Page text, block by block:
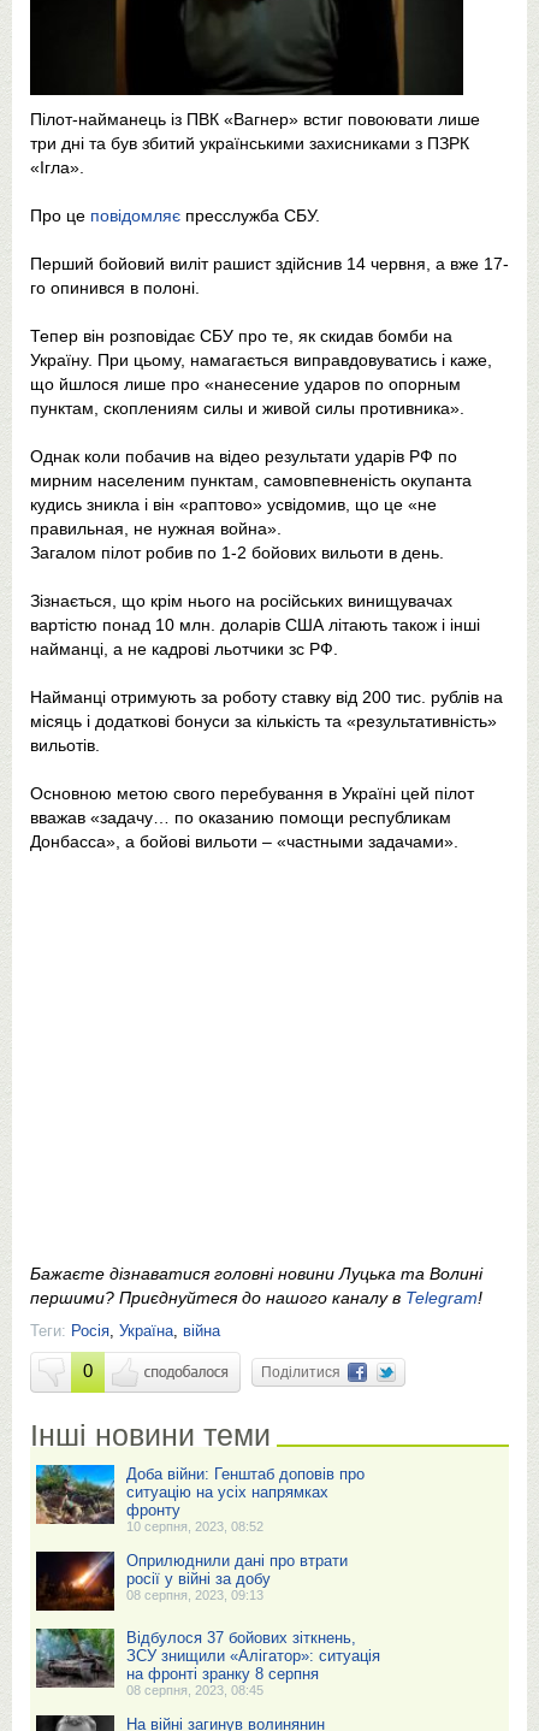
Пілот-найманець із ПВК «Вагнер» встиг повоювати лише
три дні та був збитий українськими захисниками з ПЗРК
«Ігла».
Про це повідомляє пресслужба СБУ.
Перший бойовий виліт рашист здійснив 14 червня, а вже 17-
го опинився в полоні.
Тепер він розповідає СБУ про те, як скидав бомби на
Україну. При цьому, намагається виправдовуватись і каже,
що йшлося лише про «нанесение ударов по опорным
пунктам, скоплениям силы и живой силы противника».
Однак коли побачив на відео результати ударів РФ по
мирним населеним пунктам, самовпевненість окупанта
кудись зникла і він «раптово» усвідомив, що це «не
правильная, не нужная война».
Загалом пілот робив по 1-2 бойових вильоти в день.
Зізнається, що крім нього на російських винищувачах
вартістю понад 10 млн. доларів США літають також і інші
найманці, а не кадрові льотчики зс РФ.
Найманці отримують за роботу ставку від 200 тис. рублів на
місяць і додаткові бонуси за кількість та «результативність»
вильотів.
Основною метою свого перебування в Україні цей пілот
вважав «задачу… по оказанию помощи республикам
Донбасса», а бойові вильоти – «частными задачами».
Бажаєте дізнаватися головні новини Луцька та Волині
першими? Приєднуйтеся до нашого каналу в Telegram!
Теги: Росія, Україна, війна
0 Поділитися
Інші новини теми
Доба війни: Генштаб доповів про
ситуацію на усіх напрямках
фронту
10 серпня, 2023, 08:52
Оприлюднили дані про втрати
росії у війні за добу
08 серпня, 2023, 09:13
Відбулося 37 бойових зіткнень,
ЗСУ знищили «Алігатор»: ситуація
на фронті зранку 8 серпня
08 серпня, 2023, 08:45
На війні загинув волинянин